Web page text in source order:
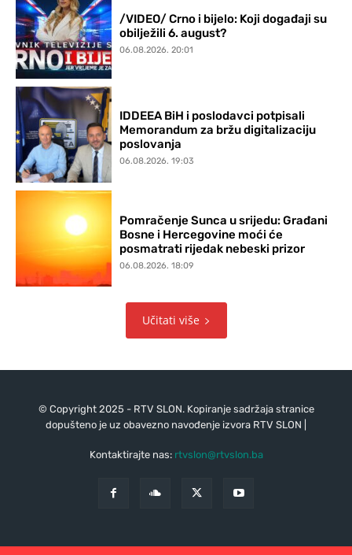
/VIDEO/ Crno i bijelo: Koji događaji su
obilježili 6. august?
06.08.2026. 20:01
IDDEEA BiH i poslodavci potpisali
Memorandum za bržu digitalizaciju
poslovanja
06.08.2026. 19:03
Pomračenje Sunca u srijedu: Građani
Bosne i Hercegovine moći će
posmatrati rijedak nebeski prizor
06.08.2026. 18:09
Učitati više
© Copyright 2025 - RTV SLON. Kopiranje sadržaja stranice
dopušteno je uz obavezno navođenje izvora RTV SLON |
Kontaktirajte nas: rtvslon@rtvslon.ba